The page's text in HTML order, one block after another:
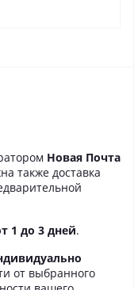
Новая Почта
также доставка
1 до 3 дней.
от выбранного